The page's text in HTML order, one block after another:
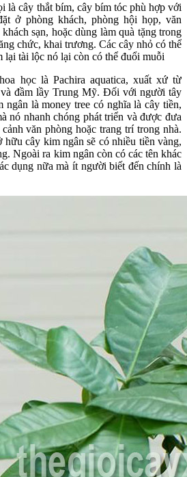
là cây thắt bím, cây bím tóc phù hợp với
ở phòng khách, phòng hội họp, văn
sạn, hoặc dùng làm quà tặng trong
chức, khai trương. Các cây nhỏ có thể
lại tài lộc nó lại còn có thể đuổi muỗi
học là Pachira aquatica, xuất xứ từ
đầm lầy Trung Mỹ. Đối với người tây
là money tree có nghĩa là cây tiền,
nó nhanh chóng phát triển và được đưa
văn phòng hoặc trang trí trong nhà.
cây kim ngân sẽ có nhiều tiền vàng,
Ngoài ra kim ngân còn có các tên khác
dụng nữa mà ít người biết đến chính là